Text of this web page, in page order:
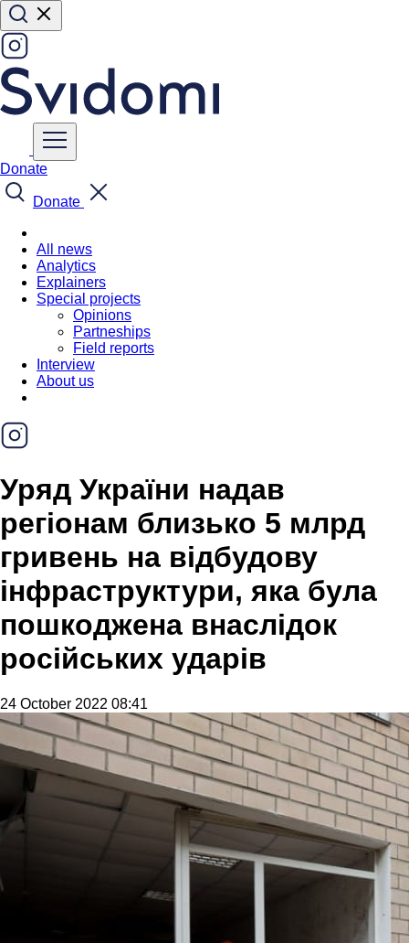
Donate
Donate
All news
Analytics
Explainers
Special projects
Opinions
Partneships
Field reports
Interview
About us
Уряд України надав
регіонам близько 5 млрд
гривень на відбудову
інфраструктури, яка була
пошкоджена внаслідок
російських ударів
24 October 2022 08:41